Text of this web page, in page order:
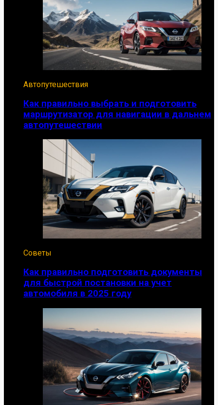
Автопутешествия
Как правильно выбрать и подготовить
маршрутизатор для навигации в дальнем
автопутешествии
Советы
Как правильно подготовить документы
для быстрой постановки на учет
автомобиля в 2025 году